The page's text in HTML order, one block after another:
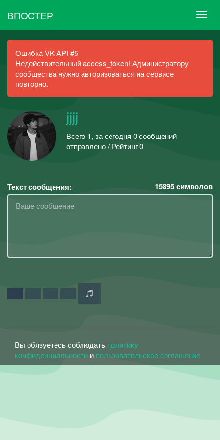
ВПОСТЕР
Ошибка VK API #5
Недействительный access_token! Администратору
сообщества нужно авторизоваться на сервисе
повторно.
jjjj
Всего 1, за сегодня 0 сообщений
отправлено / Рейтинг 0
Текст сообщения: 15895символов
Вы обязуетесь соблюдать политику
конфиденциальности и пользовательское соглашение